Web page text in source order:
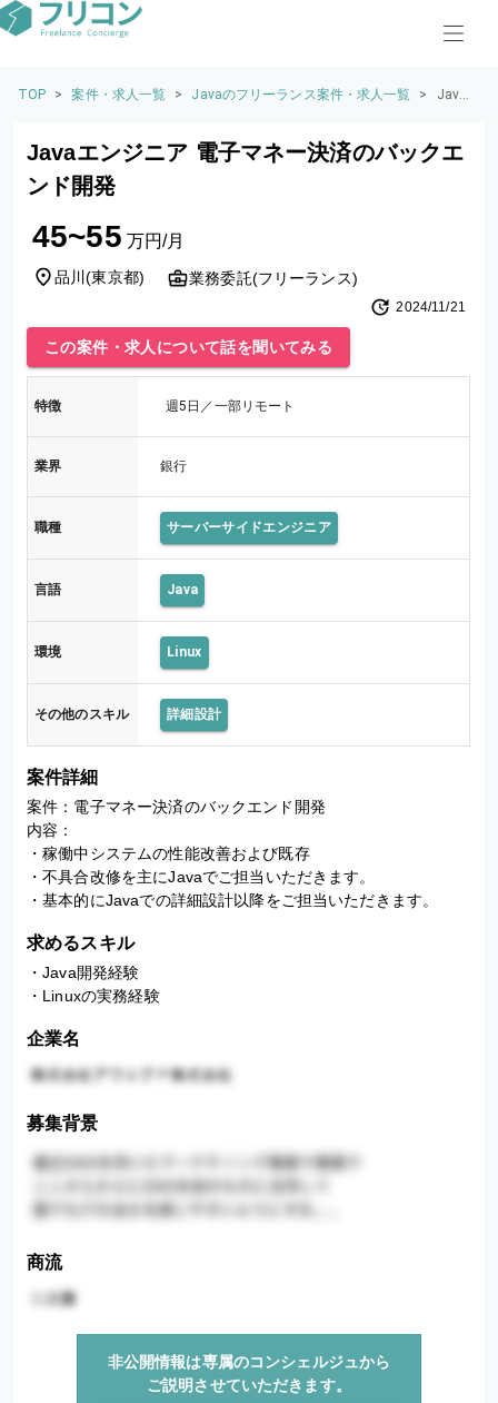
TOP > 案件・求人一覧 > Javaのフリーランス案件・求人一覧 >
Java
ア 電
発
Javaエンジニア 電子マネー決済のバックエ
ンド開発
45~55 万円/月
品川(東京都) 業務委託(フリーランス)
2024/11/21
この案件・求人について話を聞いてみる
特徴 週5日／一部リモート
業界 銀行
職種 サーバーサイドエンジニア
言語 Java
環境 Linux
その他のスキル 詳細設計
案件詳細
案件：電子マネー決済のバックエンド開発
内容：
・稼働中システムの性能改善および既存
・不具合改修を主にJavaでご担当いただきます。
・基本的にJavaでの詳細設計以降をご担当いただきます。
求めるスキル
・Java開発経験
・Linuxの実務経験
企業名
募集背景
商流
非公開情報は専属のコンシェルジュから
ご説明させていただきます。